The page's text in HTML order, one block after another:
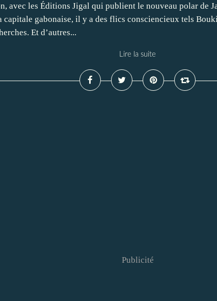
avec les Éditions Jigal qui publient le nouveau polar de
capitale gabonaise, il y a des flics consciencieux tels
Et d’autres...
Lire la suite
Publicité